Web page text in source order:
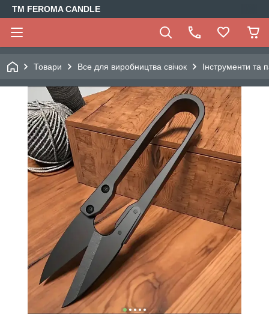
TM FEROMA CANDLE
Товари Все для виробництва свічок Інструменти та